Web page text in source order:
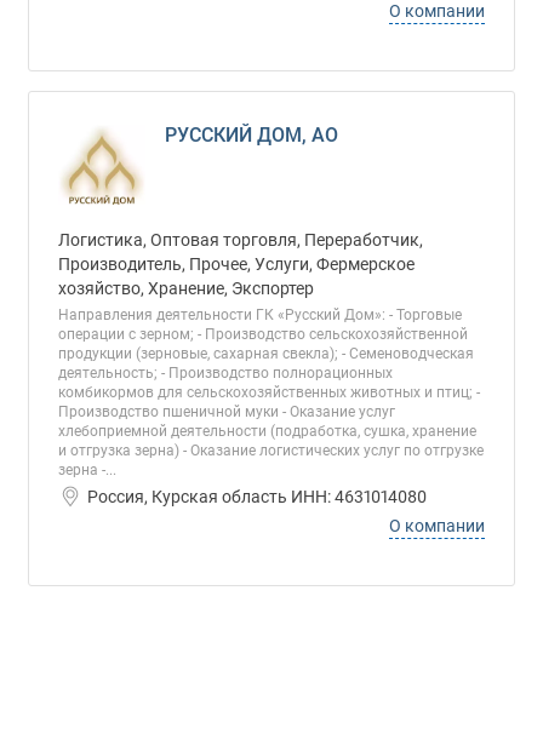
О компании
РУССКИЙ ДОМ, АО
Логистика, Оптовая торговля, Переработчик,
Производитель, Прочее, Услуги, Фермерское
хозяйство, Хранение, Экспортер
Направления деятельности ГК «Русский Дом»: - Торговые
операции с зерном; - Производство сельскохозяйственной
продукции (зерновые, сахарная свекла); - Семеноводческая
деятельность; - Производство полнорационных
комбикормов для сельскохозяйственных животных и птиц; -
Производство пшеничной муки - Оказание услуг
хлебоприемной деятельности (подработка, сушка, хранение
и отгрузка зерна) - Оказание логистических услуг по отгрузке
зерна -...
Россия, Курская область ИНН: 4631014080
О компании